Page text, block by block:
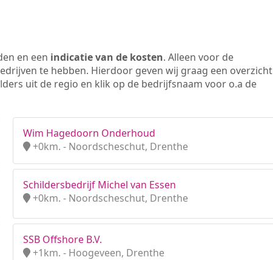
en een indicatie van de kosten. Alleen voor de
te hebben. Hierdoor geven wij graag een overzicht
uit de regio en klik op de bedrijfsnaam voor o.a de
Wim Hagedoorn Onderhoud
+0km. - Noordscheschut, Drenthe
Schildersbedrijf Michel van Essen
+0km. - Noordscheschut, Drenthe
SSB Offshore B.V.
+1km. - Hoogeveen, Drenthe